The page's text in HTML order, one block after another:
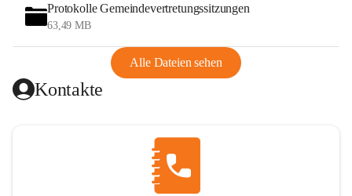
Protokolle Gemeindevertretungssitzungen
63,49 MB
Alle Dateien sehen
Kontakte